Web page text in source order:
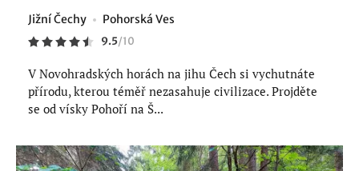
Jižní Čechy Pohorská Ves
9.5/10
V Novohradských horách na jihu Čech si vychutnáte
přírodu, kterou téměř nezasahuje civilizace. Projděte
se od vísky Pohoří na Š...